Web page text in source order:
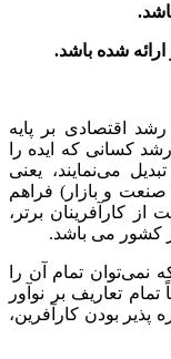
شده باشد.
اقتصادی بر پایه
کسانی که ایده را
می‌نمایند، یعنی
صنعت و بازار) فراهم
کارآفرینان برتر،
کشور می باشد.
تمام آن را
تعاریف بر نوآور
پذیر بودن کارآفرین،